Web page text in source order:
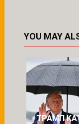
YOU MAY